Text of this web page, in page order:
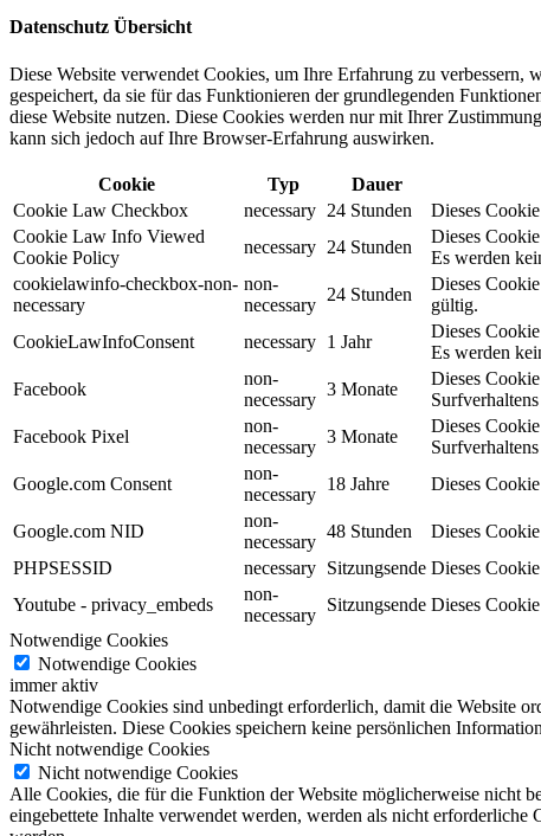
Datenschutz Übersicht
Diese Website verwendet Cookies, um Ihre Erfahrung zu
gespeichert, da sie für das Funktionieren der grundlegenden
diese Website nutzen. Diese Cookies werden nur mit Ihrer
kann sich jedoch auf Ihre Browser-Erfahrung auswirken.
Cookie Typ Dauer
Cookie Law Checkbox
necessary 24 Stunden
Dieses
Cookie Law Info Viewed
Cookie Policy
necessary 24 Stunden
Dieses
Es werden
cookielawinfo-checkbox-non-
necessary
non-
necessary
24 Stunden
Dieses
gültig.
CookieLawInfoConsent
necessary 1 Jahr
Dieses
Es werden
Facebook
non-
necessary
3 Monate
Dieses
Facebook Pixel
non-
necessary
3 Monate
Dieses
Google.com Consent
non-
necessary
18 Jahre Dieses
Google.com NID
non-
necessary
48 Stunden
Dieses
PHPSESSID
necessary Sitzungsende Dieses
Youtube - privacy_embeds
non-
necessary
Sitzungsende Dieses
Notwendige Cookies
Notwendige Cookies
immer aktiv
Notwendige Cookies sind unbedingt erforderlich, damit die Website
gewährleisten. Diese Cookies speichern keine persönlichen
Nicht notwendige Cookies
Nicht notwendige Cookies
Alle Cookies, die für die Funktion der Website möglicherweise nicht
eingebettete Inhalte verwendet werden, werden als nicht